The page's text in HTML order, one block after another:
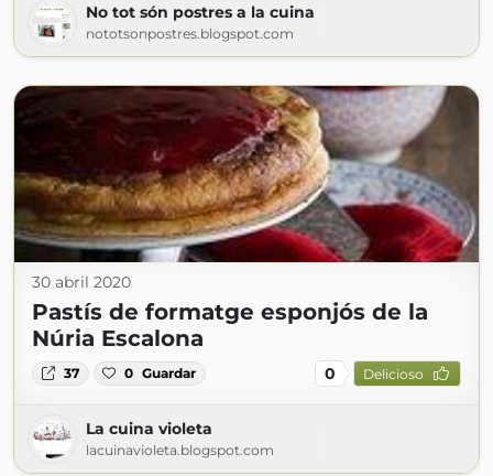
No tot són postres a la cuina
nototsonpostres.blogspot.com
30 abril 2020
Pastís de formatge esponjós de la
Núria Escalona
37 0 Guardar 0 Delicioso
La cuina violeta
lacuinavioleta.blogspot.com